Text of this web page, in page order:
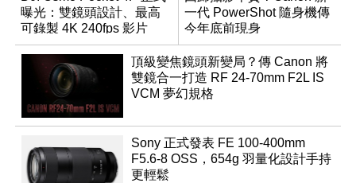
曝光：雙鏡頭設計、最高
可錄製 4K 240fps 影片
一代 PowerShot 隨身機傳
今年底前現身
頂級變焦鏡頭新變局？傳 Canon 將
雙鏡合一打造 RF 24-70mm F2L IS
VCM 夢幻規格
Sony 正式發表 FE 100-400mm
F5.6-8 OSS，654g 羽量化設計手持
更輕鬆